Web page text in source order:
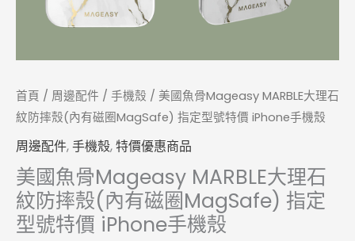
首頁 / 周邊配件 / 手機殼 / 美國魚骨Mageasy MARBLE大理石
紋防摔殼(內有磁圈MagSafe) 指定型號特價 iPhone手機殼
周邊配件,手機殼,特價優惠商品
美國魚骨Mageasy MARBLE大理石
紋防摔殼(內有磁圈MagSafe) 指定
型號特價 iPhone手機殼
磁
圈
MagSafe)
定
型
號